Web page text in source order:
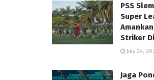
PSS
Super
Striker
July 24,
Jaga